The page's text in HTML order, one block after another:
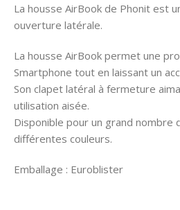
La housse AirBook de Phonit est
ouverture latérale.
La housse AirBook permet une
Smartphone tout en laissant un
Son clapet latéral à fermeture
utilisation aisée.
Disponible pour un grand nombre
différentes couleurs.
Emballage : Euroblister